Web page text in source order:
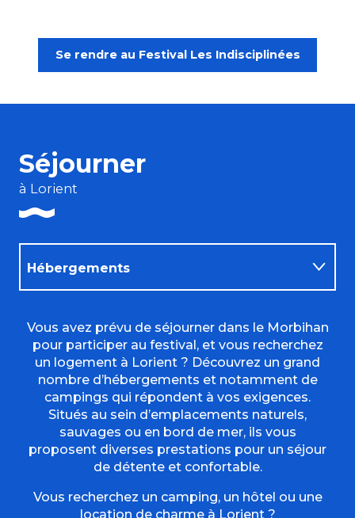
Se rendre au Festival Les Indisciplinées
Séjourner
à Lorient
Hébergements
Activités
Vous avez prévu de séjourner dans le Morbihan
pour participer au festival, et vous recherchez
un logement à Lorient ? Découvrez un grand
nombre d’hébergements et notamment de
campings qui répondent à vos exigences.
Situés au sein d’emplacements naturels,
sauvages ou en bord de mer, ils vous
proposent diverses prestations pour un séjour
de détente et confortable.
Vous recherchez un camping, un hôtel ou une
location de charme à Lorient ?